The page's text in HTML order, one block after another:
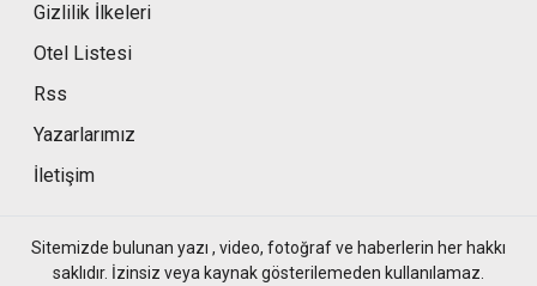
Gizlilik İlkeleri
Otel Listesi
Rss
Yazarlarımız
İletişim
Sitemizde bulunan yazı , video, fotoğraf ve haberlerin her hakkı
saklıdır. İzinsiz veya kaynak gösterilemeden kullanılamaz.